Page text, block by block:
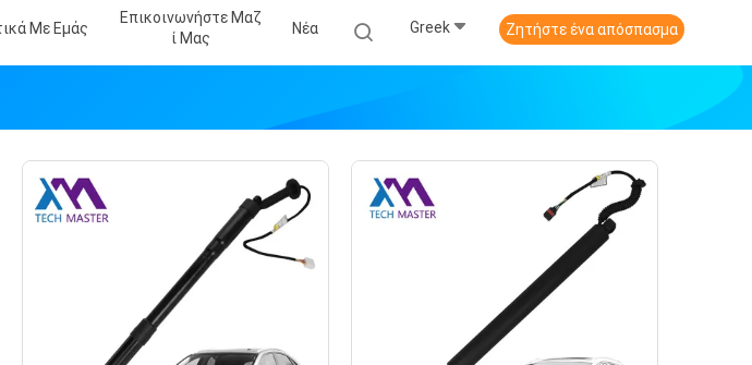
Με Εμάς
Επικοινωνήστε Μαζ
Ί Μας
Νέα Greek Ζητήστε ένα απόσπασμα